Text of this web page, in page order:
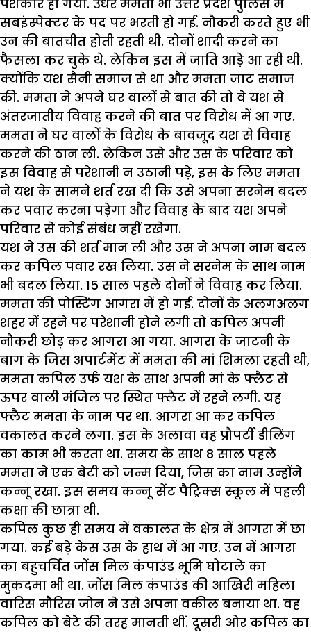
पेशकार हो गया. उधर ममता भी उत्तर प्रदेश पुलिस में
सबइंस्पेक्टर के पद पर भरती हो गई. नौकरी करते हुए भी
उन की बातचीत होती रहती थी. दोनों शादी करने का
फैसला कर चुके थे. लेकिन इस में जाति आड़े आ रही थी.
क्योंकि यश सैनी समाज से था और ममता जाट समाज
की. ममता ने अपने घर वालों से बात की तो वे यश से
अंतरजातीय विवाह करने की बात पर विरोध में आ गए.
ममता ने घर वालों के विरोध के बावजूद यश से विवाह
करने की ठान ली. लेकिन उसे और उस के परिवार को
इस विवाह से परेशानी न उठानी पड़े, इस के लिए ममता
ने यश के सामने शर्त रख दी कि उसे अपना सरनेम बदल
कर पवार करना पड़ेगा और विवाह के बाद यश अपने
परिवार से कोई संबंध नहीं रखेगा.
यश ने उस की शर्त मान ली और उस ने अपना नाम बदल
कर कपिल पवार रख लिया. उस ने सरनेम के साथ नाम
भी बदल लिया. 15 साल पहले दोनों ने विवाह कर लिया.
ममता की पोस्टिंग आगरा में हो गई. दोनों के अलगअलग
शहर में रहने पर परेशानी होने लगी तो कपिल अपनी
नौकरी छोड़ कर आगरा आ गया. आगरा के जाटनी के
बाग के जिस अपार्टमेंट में ममता की मां शिमला रहती थी,
ममता कपिल उर्फ यश के साथ अपनी मां के फ्लैट से
ऊपर वाली मंजिल पर स्थित फ्लैट में रहने लगी. यह
फ्लैट ममता के नाम पर था. आगरा आ कर कपिल
वकालत करने लगा. इस के अलावा वह प्रौपर्टी डीलिंग
का काम भी करता था. समय के साथ 8 साल पहले
ममता ने एक बेटी को जन्म दिया, जिस का नाम उन्होंने
कन्नू रखा. इस समय कन्नू सेंट पैट्रिक्स स्कूल में पहली
कक्षा की छात्रा थी.
कपिल कुछ ही समय में वकालत के क्षेत्र में आगरा में छा
गया. कई बड़े केस उस के हाथ में आ गए. उन में आगरा
का बहुचर्चित जोंस मिल कंपाउंड भूमि घोटाले का
मुकदमा भी था. जोंस मिल कंपाउंड की आखिरी महिला
वारिस मौरिस जोन ने उसे अपना वकील बनाया था. वह
कपिल को बेटे की तरह मानती थीं. दूसरी ओर कपिल का